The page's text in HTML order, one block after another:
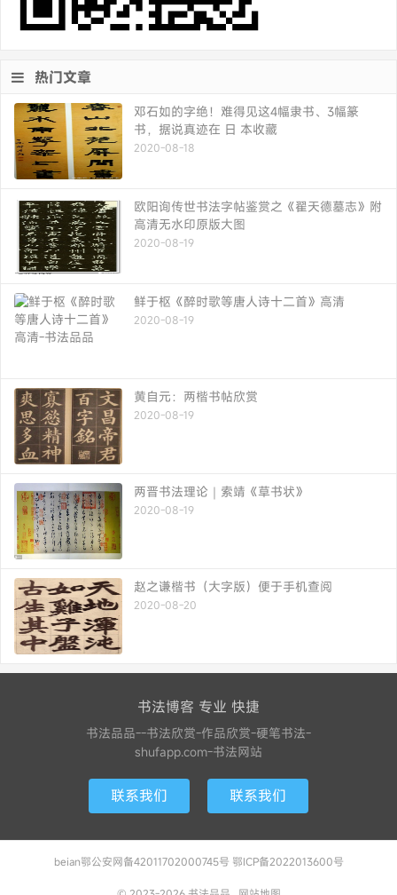
热门文章
邓石如的字绝！难得见这4幅隶书、3幅篆
书，据说真迹在 日 本收藏
2020-08-18
欧阳询传世书法字帖鉴赏之《翟天德墓志》附
高清无水印原版大图
2020-08-19
鲜于枢《醉时歌等唐人诗十二首》高清
2020-08-19
黄自元：两楷书帖欣赏
2020-08-19
两晋书法理论｜索靖《草书状》
2020-08-19
赵之谦楷书（大字版）便于手机查阅
2020-08-20
书法博客 专业 快捷
书法品品--书法欣赏-作品欣赏-硬笔书法-
shufapp.com-书法网站
联系我们 联系我们
beian鄂公安网备42011702000745号 鄂ICP备2022013600号